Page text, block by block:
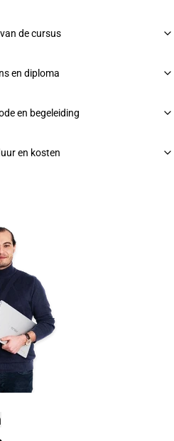
de cursus
en diploma
en begeleiding
en kosten